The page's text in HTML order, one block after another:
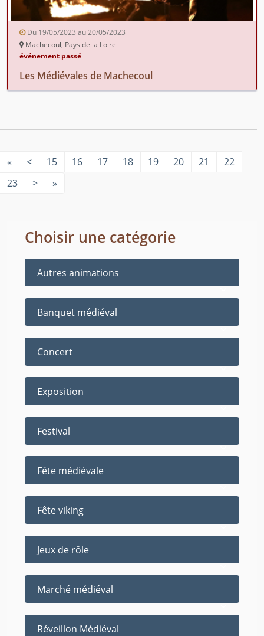
Du 19/05/2023 au 20/05/2023
Machecoul, Pays de la Loire
événement passé
Les Médiévales de Machecoul
« < 15 16 17 18 19 20 21
22
23
> »
Choisir une catégorie
Autres animations
Banquet médiéval
Concert
Exposition
Festival
Fête médiévale
Fête viking
Jeux de rôle
Marché médiéval
Réveillon Médiéval